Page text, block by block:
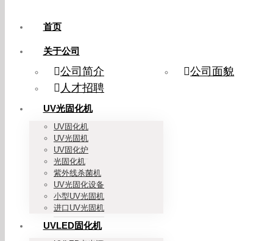
首页
关于公司
公司简介
公司面貌
人才招聘
UV光固化机
UV固化机
UV光固机
UV固化炉
光固化机
紫外线杀菌机
UV光固化设备
小型UV光固机
进口UV光固机
UVLED固化机